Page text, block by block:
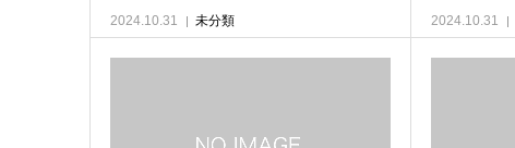
2024.10.31 未分類 2024.10.31